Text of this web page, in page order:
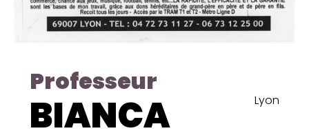
Professeur
BIANCA Lyon